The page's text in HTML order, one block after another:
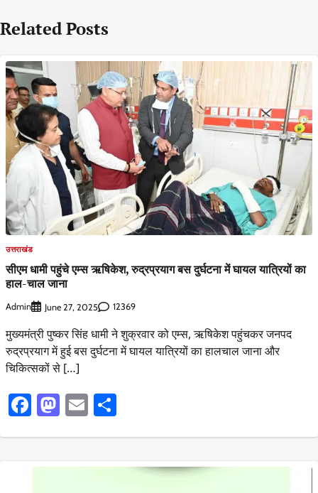
Related Posts
उत्तराखंड
सीएम धामी पहुंचे एम्स ऋषिकेश, रुद्रप्रयाग बस दुर्घटना में घायल यात्रियों का
हाल-चाल जाना
Admin June 27, 2025 12369
मुख्यमंत्री पुष्कर सिंह धामी ने शुक्रवार को एम्स, ऋषिकेश पहुंचकर जनपद
रुद्रप्रयाग में हुई बस दुर्घटना में घायल यात्रियों का हालचाल जाना और
चिकित्सकों से […]
Facebook
Mastodon
Email